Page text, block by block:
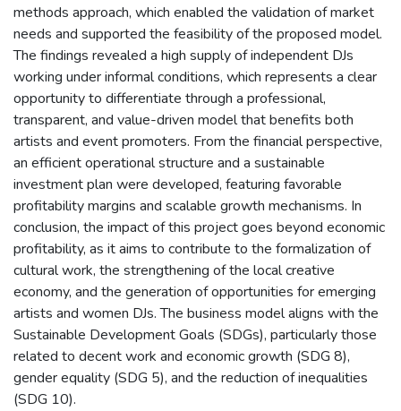
methods approach, which enabled the validation of market
needs and supported the feasibility of the proposed model.
The findings revealed a high supply of independent DJs
working under informal conditions, which represents a clear
opportunity to differentiate through a professional,
transparent, and value-driven model that benefits both
artists and event promoters. From the financial perspective,
an efficient operational structure and a sustainable
investment plan were developed, featuring favorable
profitability margins and scalable growth mechanisms. In
conclusion, the impact of this project goes beyond economic
profitability, as it aims to contribute to the formalization of
cultural work, the strengthening of the local creative
economy, and the generation of opportunities for emerging
artists and women DJs. The business model aligns with the
Sustainable Development Goals (SDGs), particularly those
related to decent work and economic growth (SDG 8),
gender equality (SDG 5), and the reduction of inequalities
(SDG 10).